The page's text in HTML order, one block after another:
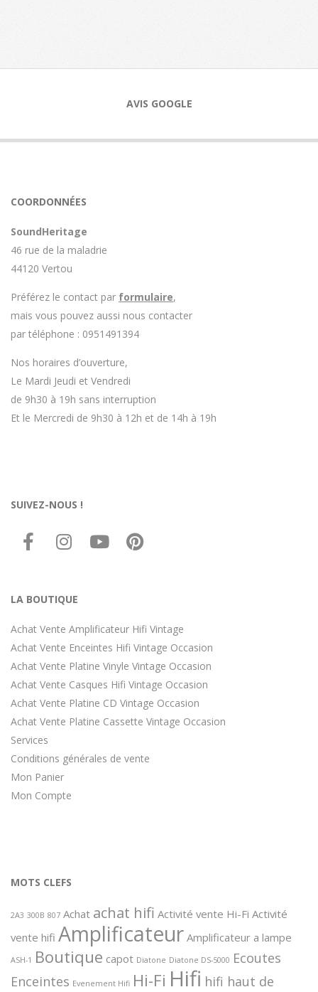
AVIS GOOGLE
COORDONNÉES
SoundHeritage
46 rue de la maladrie
44120 Vertou
Préférez le contact par formulaire,
mais vous pouvez aussi nous contacter
par téléphone : 0951491394
Nos horaires d’ouverture,
Le Mardi Jeudi et Vendredi
de 9h30 à 19h sans interruption
Et le Mercredi de 9h30 à 12h et de 14h à 19h
SUIVEZ-NOUS !
LA BOUTIQUE
Achat Vente Amplificateur Hifi Vintage
Achat Vente Enceintes Hifi Vintage Occasion
Achat Vente Platine Vinyle Vintage Occasion
Achat Vente Casques Hifi Vintage Occasion
Achat Vente Platine CD Vintage Occasion
Achat Vente Platine Cassette Vintage Occasion
Services
Conditions générales de vente
Mon Panier
Mon Compte
MOTS CLEFS
2A3 300B 807 Achat achat hifi Activité vente Hi-Fi Activité
vente hifi Amplificateur Amplificateur a lampe
ASH-1 Boutique capot Diatone Diatone DS-5000 Ecoutes
Enceintes Evenement Hifi Hi-Fi Hifi hifi haut de